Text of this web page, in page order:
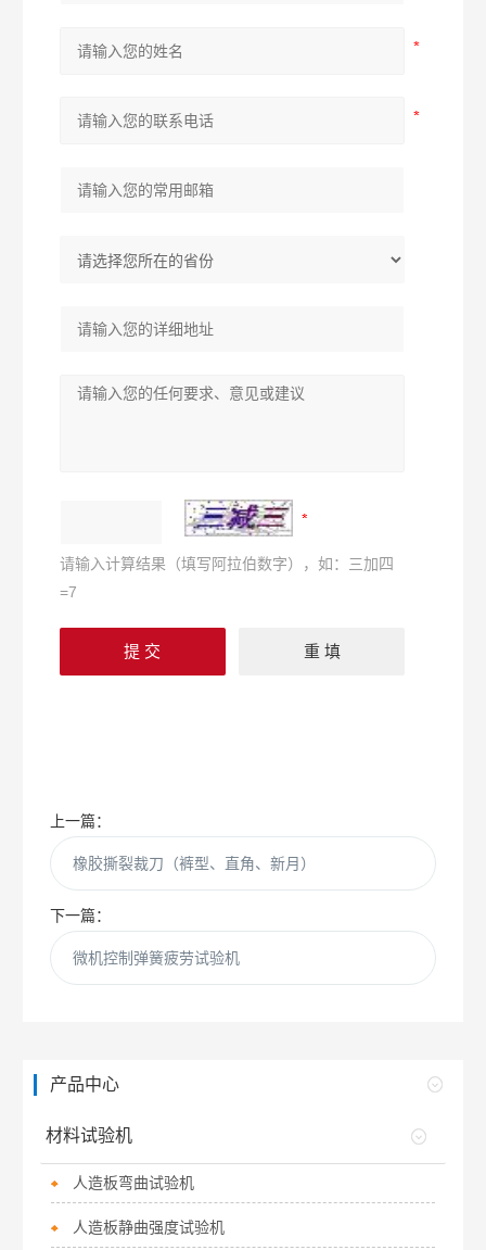
请输入计算结果（填写阿拉伯数字），如：三加四
=7
上一篇：
橡胶撕裂裁刀（裤型、直角、新月）
下一篇：
微机控制弹簧疲劳试验机
产品中心
材料试验机
人造板弯曲试验机
人造板静曲强度试验机